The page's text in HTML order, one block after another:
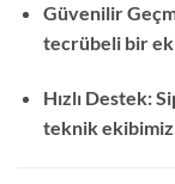
Güvenilir
tecrübeli bir
Hızlı Destek:
teknik ekibimiz